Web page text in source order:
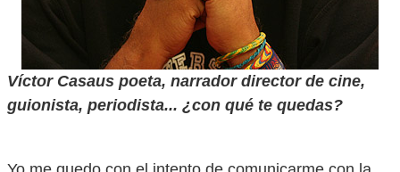
Víctor Casaus poeta, narrador director de cine,
guionista, periodista... ¿con qué te quedas?